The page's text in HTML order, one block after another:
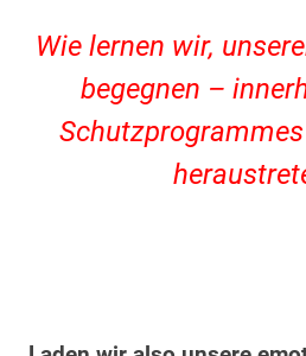
Wie lernen wir,
begegnen –